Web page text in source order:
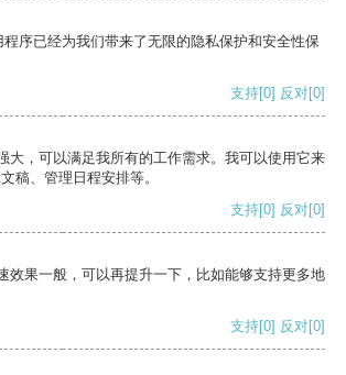
序已经为我们带来了无限的隐私保护和安全性保
支持[0] 反对[0]
大，可以满足我所有的工作需求。我可以使用它来
稿、管理日程安排等。
支持[0] 反对[0]
效果一般，可以再提升一下，比如能够支持更多地
支持[0] 反对[0]